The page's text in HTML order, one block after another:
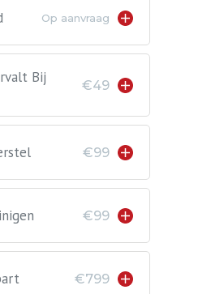
Op aanvraag
Bij
€49
€99
€99
€799